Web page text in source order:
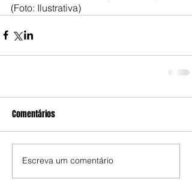
(Foto: Ilustrativa)
Comentários
Escreva um comentário